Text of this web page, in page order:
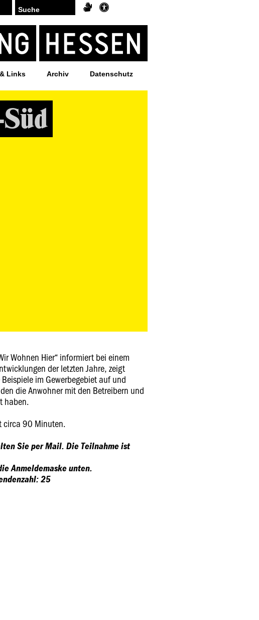
Links Archiv Datenschutz
Wohnen Hier“ informiert bei einem
der letzten Jahre, zeigt
im Gewerbegebiet auf und
die Anwohner mit den Betreibern und
haben.
circa 90 Minuten.
Sie per Mail. Die Teilnahme ist
Anmeldemaske unten.
25